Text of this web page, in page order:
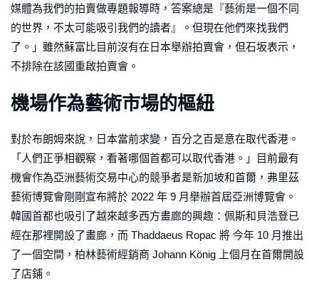
媒體為我們的拍賣做專題報導時，答案總是『藝術是一個不同
的世界，不太可能吸引我們的讀者』。但現在他們來找我們
了。」雖然蘇富比目前沒有在日本舉辦拍賣會，但石坂表示，
不排除在該國重啟拍賣會。
機場作為藝術市場的樞紐
對於布朗姆來說，日本當前求變，百分之百是意在取代香港。
「人們正爭相觀察，看著哪個首都可以取代香港。」目前最有
機會作為亞洲藝術交易中心的競爭者是新加坡和首爾，弗里茲
藝術博覽會剛剛宣布將於 2022 年 9 月舉辦首屆亞洲博覽會。
韓國首都也吸引了越來越多西方畫廊的興趣：佩斯和貝浩登已
經在那裡開設了畫廊，而 Thaddaeus Ropac 將 今年 10 月推出
了一個空間，柏林藝術經銷商 Johann König 上個月在首爾開設
了店鋪。